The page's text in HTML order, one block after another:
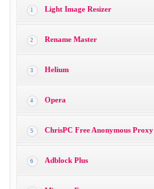
1 Light Image Resizer
2 Rename Master
3 Helium
4 Opera
5 ChrisPC Free Anonymous Proxy
6 Adblock Plus